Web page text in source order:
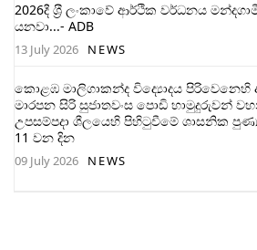
2026දී ශ‍්‍රී ලංකාවේ ආර්ථික වර්ධනය
යනවා...- ADB
13 July 2026 NEWS
කොළඹ මාලිගාකන්ද විද්‍යොදය පිරිවෙනෙහි
මාරපන සිරි සුජාතවංස පොඩි හාමුදුරුවන්
උපසම්පදා ශීලයෙහි පිහිටුවීමේ ශාසනික
11 වන දින
09 July 2026 NEWS